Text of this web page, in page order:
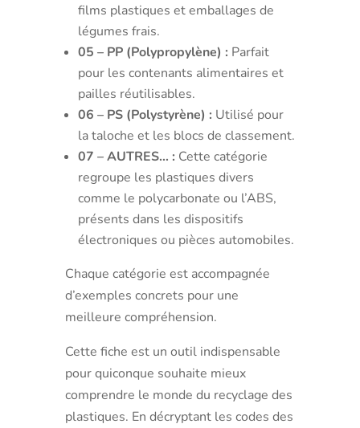
films plastiques et emballages de
légumes frais.
05 – PP (Polypropylène) : Parfait
pour les contenants alimentaires et
pailles réutilisables.
06 – PS (Polystyrène) : Utilisé pour
la taloche et les blocs de classement.
07 – AUTRES… : Cette catégorie
regroupe les plastiques divers
comme le polycarbonate ou l’ABS,
présents dans les dispositifs
électroniques ou pièces automobiles.
Chaque catégorie est accompagnée
d’exemples concrets pour une
meilleure compréhension.
Cette fiche est un outil indispensable
pour quiconque souhaite mieux
comprendre le monde du recyclage des
plastiques. En décryptant les codes des